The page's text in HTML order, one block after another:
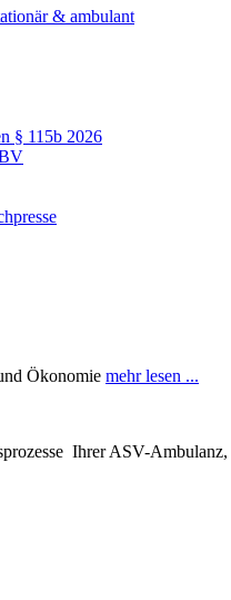
& ambulant
§ 115b 2026
Ökonomie mehr lesen ...
Ihrer ASV-Ambulanz,